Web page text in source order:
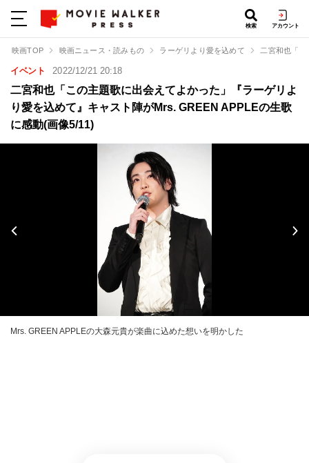
検索 アカウント
映画TOP 映画ニュース・読みもの ラーゲリより愛を込めて 二宮和也「
イベント 2022/12/21 20:18
二宮和也「この主題歌に出会えてよかった」『ラーゲリよ
り愛を込めて』キャスト陣がMrs. GREEN APPLEの生歌
に感動(画像5/11)
Mrs. GREEN APPLEの大森元貴が楽曲に込めた想いを明かした